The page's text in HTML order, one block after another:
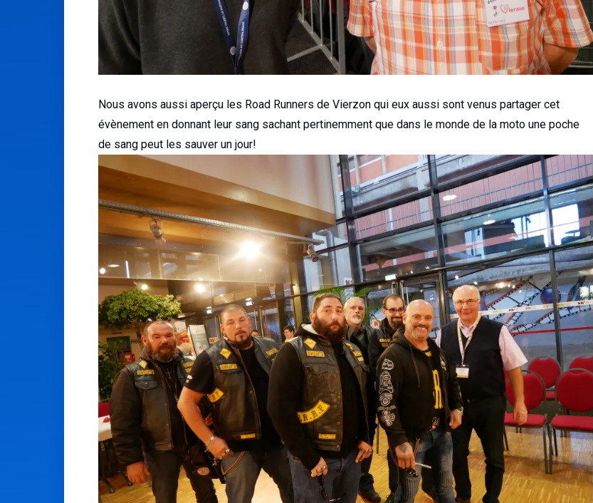
Nous avons aussi aperçu les Road Runners de Vierzon qui eux aussi sont venus partager cet
évènement en donnant leur sang sachant pertinemment que dans le monde de la moto une poche
de sang peut les sauver un jour!